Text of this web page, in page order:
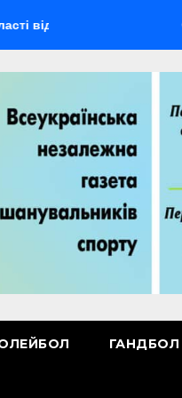
мультиспортивний
ГАНДБОЛ